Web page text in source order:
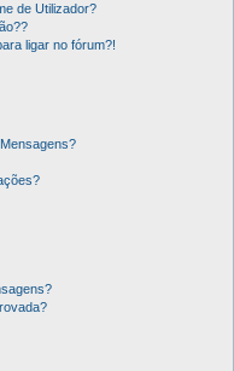
de Utilizador?
ligar no fórum?!